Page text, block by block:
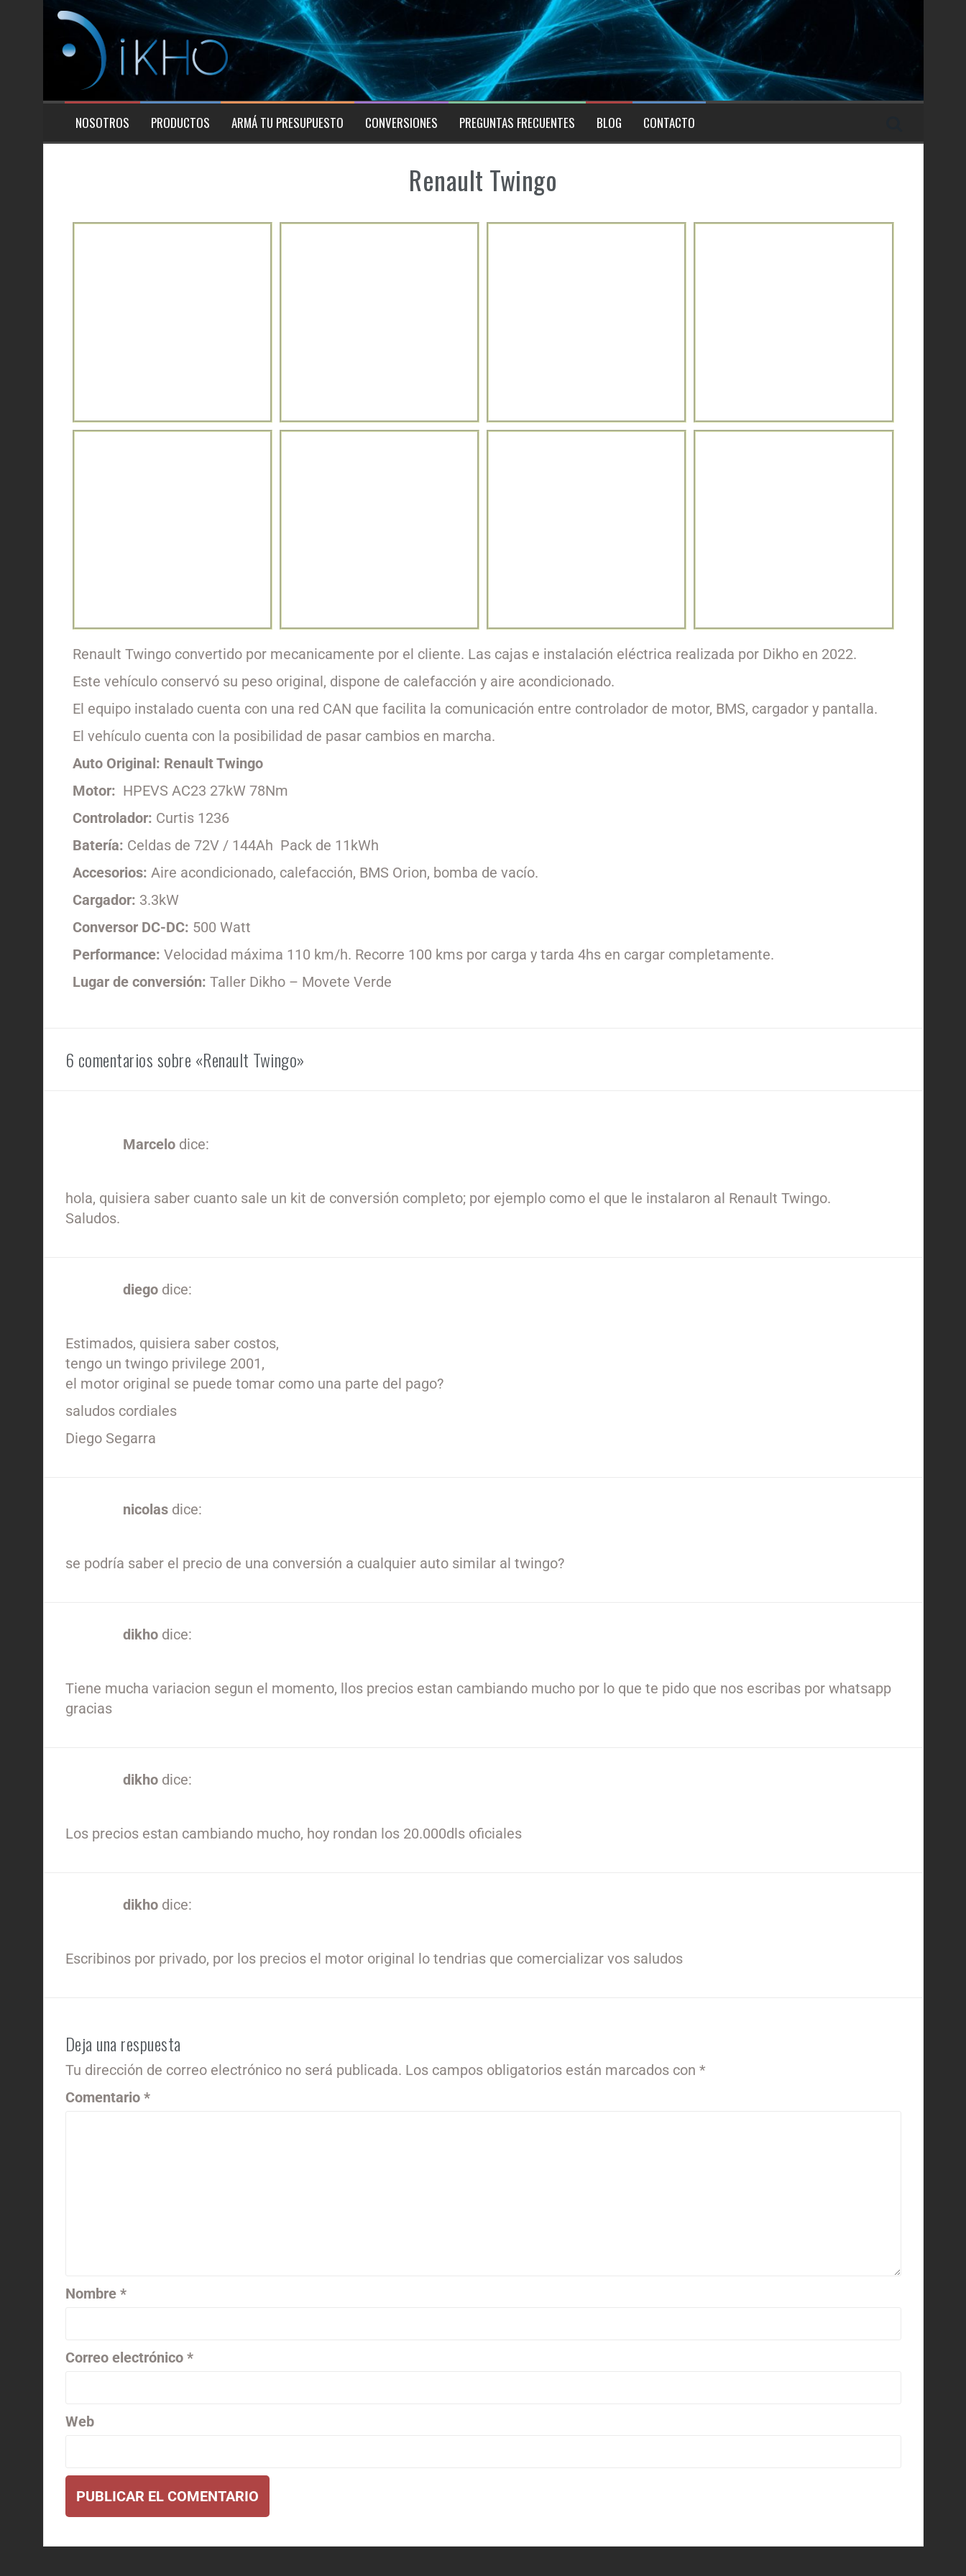
NOSOTROS PRODUCTOS ARMÁ TU PRESUPUESTO CONVERSIONES PREGUNTAS FRECUENTES BLOG CONTACTO
Renault Twingo
Renault Twingo convertido por mecanicamente por el cliente. Las cajas e instalación eléctrica realizada por Dikho en 2022.
Este vehículo conservó su peso original, dispone de calefacción y aire acondicionado.
El equipo instalado cuenta con una red CAN que facilita la comunicación entre controlador de motor, BMS, cargador y pantalla.
El vehículo cuenta con la posibilidad de pasar cambios en marcha.
Auto Original: Renault Twingo
Motor: HPEVS AC23 27kW 78Nm
Controlador: Curtis 1236
Batería: Celdas de 72V / 144Ah Pack de 11kWh
Accesorios: Aire acondicionado, calefacción, BMS Orion, bomba de vacío.
Cargador: 3.3kW
Conversor DC-DC: 500 Watt
Performance: Velocidad máxima 110 km/h. Recorre 100 kms por carga y tarda 4hs en cargar completamente.
Lugar de conversión: Taller Dikho – Movete Verde
6 comentarios sobre «Renault Twingo»
Marcelo dice:
hola, quisiera saber cuanto sale un kit de conversión completo; por ejemplo como el que le instalaron al Renault Twingo.
Saludos.
diego dice:
Estimados, quisiera saber costos,
tengo un twingo privilege 2001,
el motor original se puede tomar como una parte del pago?
saludos cordiales
Diego Segarra
nicolas dice:
se podría saber el precio de una conversión a cualquier auto similar al twingo?
dikho dice:
Tiene mucha variacion segun el momento, llos precios estan cambiando mucho por lo que te pido que nos escribas por whatsapp
gracias
dikho dice:
Los precios estan cambiando mucho, hoy rondan los 20.000dls oficiales
dikho dice:
Escribinos por privado, por los precios el motor original lo tendrias que comercializar vos saludos
Deja una respuesta
Tu dirección de correo electrónico no será publicada. Los campos obligatorios están marcados con *
Comentario *
Nombre *
Correo electrónico *
Web